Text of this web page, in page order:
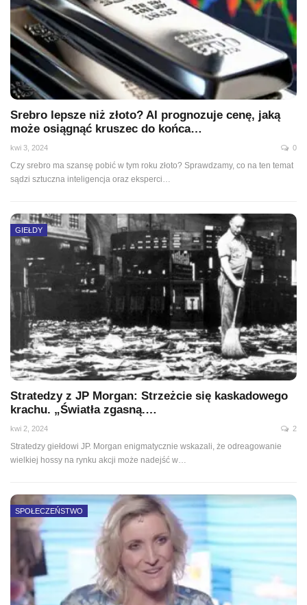
Srebro lepsze niż złoto? AI prognozuje cenę, jaką
może osiągnąć kruszec do końca…
kwi 3, 2024 0
Czy srebro ma szansę pobić w tym roku złoto? Sprawdzamy, co na ten temat
sądzi sztuczna inteligencja oraz eksperci…
GIEŁDY
Stratedzy z JP Morgan: Strzeżcie się kaskadowego
krachu. „Światła zgasną.…
kwi 2, 2024 2
Stratedzy giełdowi JP. Morgan enigmatycznie wskazali, że odreagowanie
wielkiej hossy na rynku akcji może nadejść w…
SPOŁECZEŃSTWO